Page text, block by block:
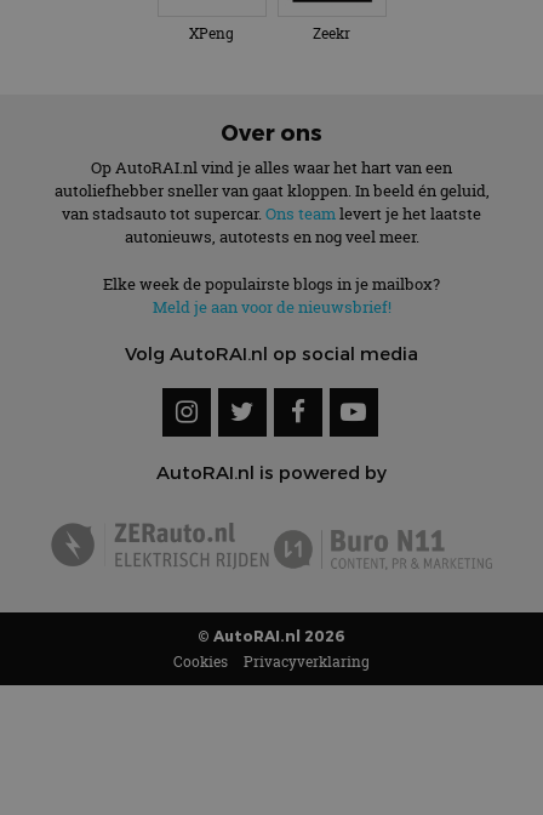
XPeng Zeekr
Over ons
Op AutoRAI.nl vind je alles waar het hart van een
autoliefhebber sneller van gaat kloppen. In beeld én geluid,
van stadsauto tot supercar. Ons teamlevert je het laatste
autonieuws, autotests en nog veel meer.
Elke week de populairste blogs in je mailbox?
Meld je aan voor de nieuwsbrief!
Volg AutoRAI.nl op social media
AutoRAI.nl is powered by
© AutoRAI.nl 2026
Cookies Privacyverklaring